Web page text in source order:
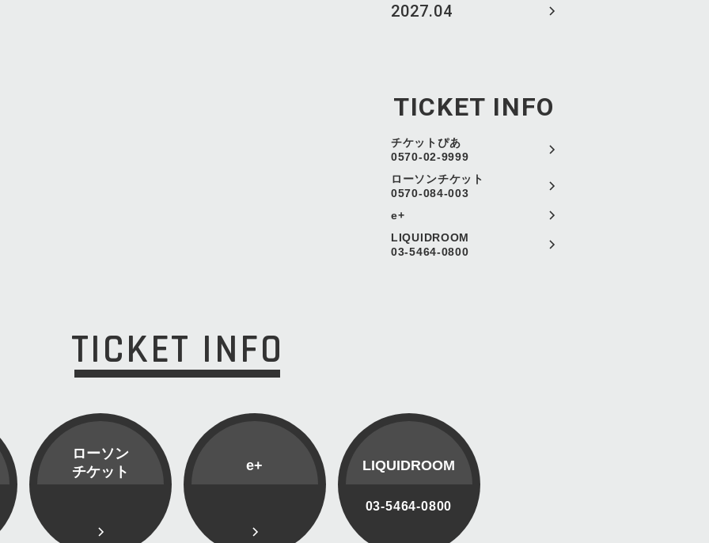
2027.04
TICKET INFO
チケットぴあ
0570-02-9999
ローソンチケット
0570-084-003
e+
LIQUIDROOM
03-5464-0800
TICKET INFO
ローソン
チケット
e+ LIQUIDROOM
03-5464-0800